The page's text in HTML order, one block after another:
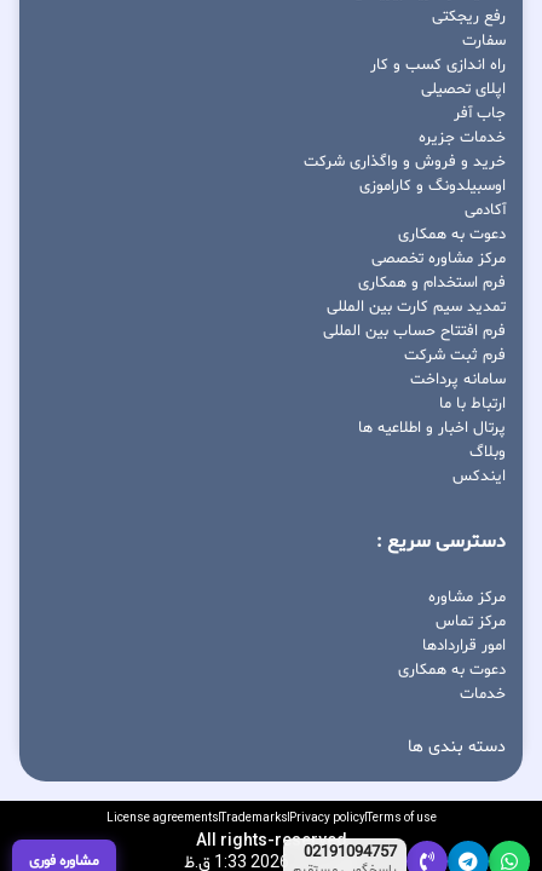
رفع ریجکتی
سفارت
راه اندازی کسب و کار
اپلای تحصیلی
جاب آفر
خدمات جزیره
خرید و فروش و واگذاری شرکت
اوسبیلدونگ و کاراموزی
آکادمی
دعوت به همکاری
مرکز مشاوره تخصصی
فرم استخدام و همکاری
تمدید سیم کارت بین المللی
فرم افتتاح حساب بین المللی
فرم ثبت شرکت
سامانه پرداخت
ارتباط با ما
پرتال اخبار و اطلاعیه ها
وبلاگ
ایندکس
دسترسی سریع :
مرکز مشاوره
مرکز تماس
امور قراردادها
دعوت به همکاری
خدمات
دسته بندی ها
Terms of use
Privacy policy
Trademarks
License agreements
All rights-reserved
آگوست 7, 2026 1:33 ق.ظ
02191094757 مشاوره فوری